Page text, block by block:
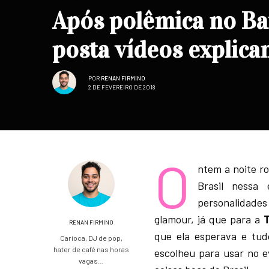
Após polêmica no
posta vídeos
POR RENAN FIRMINO
2 DE FEVEREIRO DE 2018
RENAN FIRMINO
Carioca, DJ de pop,
hater de café nas horas
vagas…
O ntem a noite
Brasil
glamour, já que para a
que ela esperava e
escolheu para usar no